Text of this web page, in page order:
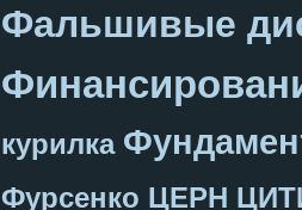
Фальшивые
курилка
Фурсенко ЦЕРН